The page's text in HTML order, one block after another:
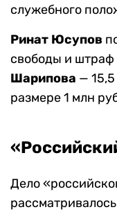
служебного
Ринат Юсупов
свободы и штраф
Шарипова —
размере 1 млн
Дело